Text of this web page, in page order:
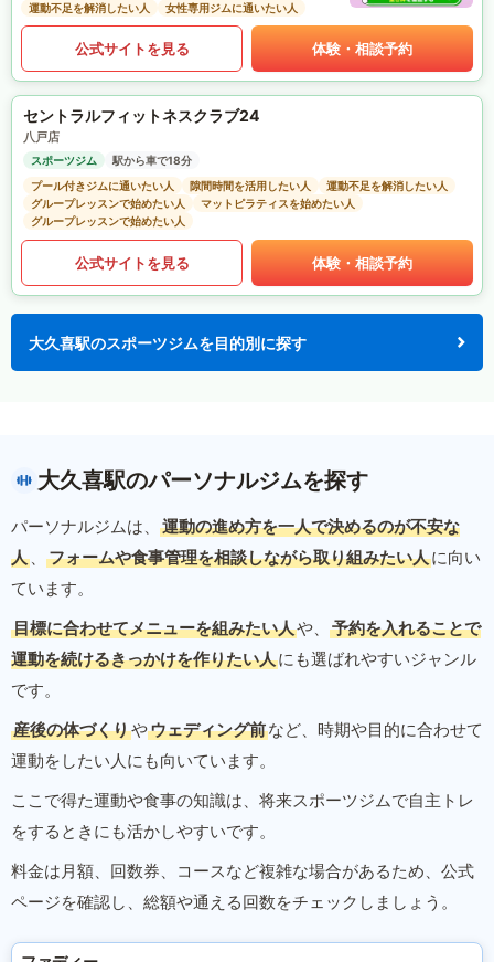
運動不足を解消したい人
女性専用ジムに通いたい人
公式サイトを見る 体験・相談予約
セントラルフィットネスクラブ24
八戸店
スポーツジム
駅から車で18分
プール付きジムに通いたい人
隙間時間を活用したい人
運動不足を解消したい人
グループレッスンで始めたい人
マットピラティスを始めたい人
グループレッスンで始めたい人
公式サイトを見る 体験・相談予約
大久喜駅のスポーツジムを目的別に探す
大久喜駅のパーソナルジムを探す
パーソナルジムは、
運動の進め方を一人で決めるのが不安な
人 、 フォームや食事管理を相談しながら取り組みたい人に向い
ています。
目標に合わせてメニューを組みたい人や、
予約を入れることで
運動を続けるきっかけを作りたい人にも選ばれやすいジャンル
です。
産後の体づくりやウェディング前など、時期や目的に合わせて
運動をしたい人にも向いています。
ここで得た運動や食事の知識は、将来スポーツジムで自主トレ
をするときにも活かしやすいです。
料金は月額、回数券、コースなど複雑な場合があるため、公式
ページを確認し、総額や通える回数をチェックしましょう。